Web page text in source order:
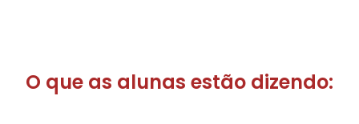
O que as alunas estão dizendo: